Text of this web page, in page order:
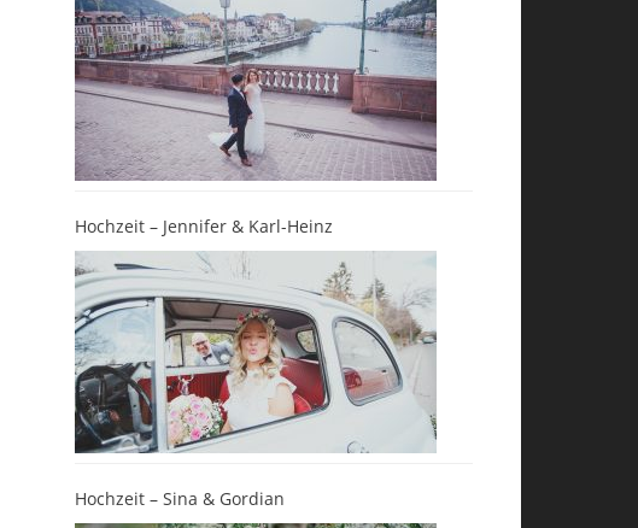
Hochzeit – Jennifer & Karl-Heinz
Hochzeit – Sina & Gordian